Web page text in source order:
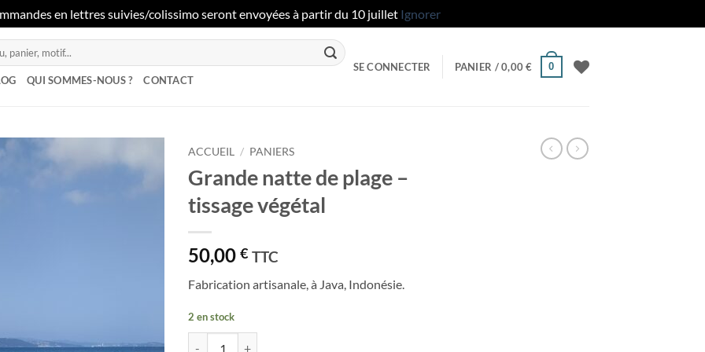
en lettres suivies/colissimo seront envoyées à partir du 10 juillet Ignorer
QUI SOMMES-NOUS ? CONTACT
SE CONNECTER PANIER /0,00€ 0
ACCUEIL / PANIERS
Grande natte de plage –
tissage végétal
50,00 € TTC
Fabrication artisanale, à Java, Indonésie.
2 en stock